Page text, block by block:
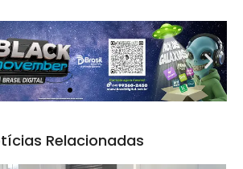
Relacionadas